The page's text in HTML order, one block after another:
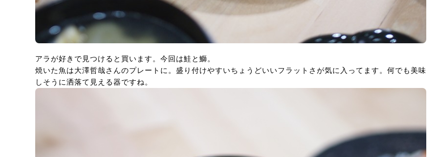
アラが好きで見つけると買います。今回は鮭と鰤。
焼いた魚は大澤哲哉さんのプレートに。盛り付けやすいちょうどいいフラットさが気に入ってます。何でも美味
しそうに洒落て見える器ですね。